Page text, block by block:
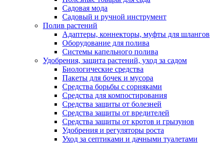
Садовая мода
Садовый и ручной инструмент
Полив растений
Адаптеры, коннекторы, муфты для шлангов
Оборудование для полива
Системы капельного полива
Удобрения, защита растений, уход за садом
Биологические средства
Пакеты для бочек и мусора
Средства борьбы с сорняками
Средства для компостирования
Средства защиты от болезней
Средства защиты от вредителей
Средства защиты от кротов и грызунов
Удобрения и регуляторы роста
Уход за септиками и дачными туалетами